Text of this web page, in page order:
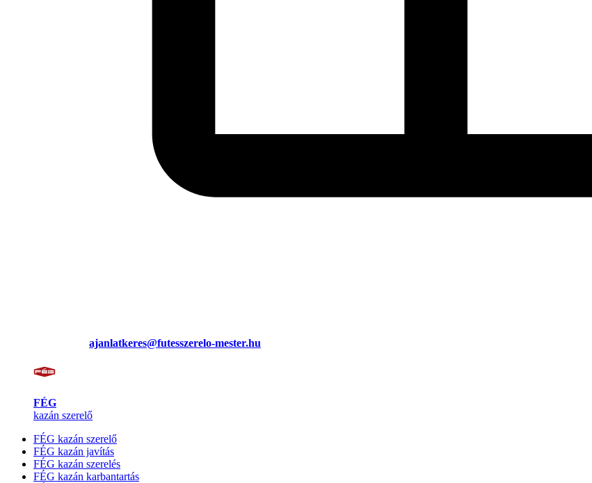
ajanlatkeres@futesszerelo-mester.hu
FÉG
kazán szerelő
FÉG kazán szerelő
FÉG kazán javítás
FÉG kazán szerelés
FÉG kazán karbantartás